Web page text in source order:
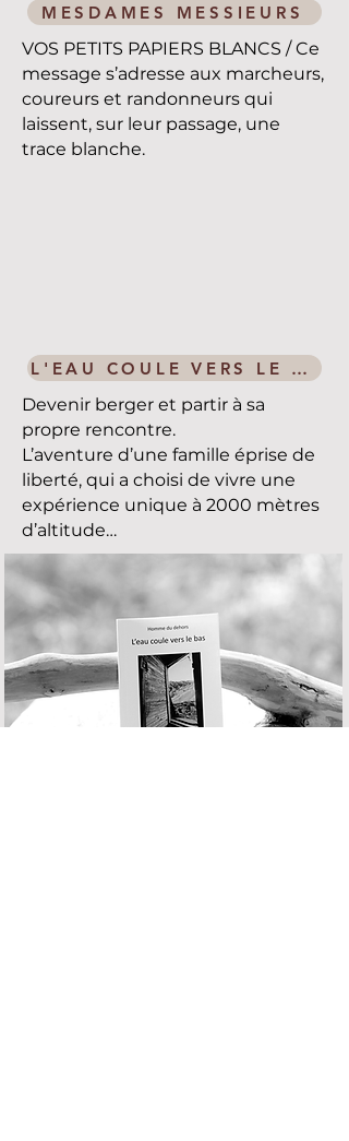
MESDAMES MESSIEURS
VOS PETITS PAPIERS BLANCS / Ce
message s’adresse aux marcheurs,
coureurs et randonneurs qui
laissent, sur leur passage, une
trace blanche.
L'EAU COULE VERS LE BAS
Devenir berger et partir à sa
propre rencontre.
L’aventure d’une famille éprise de
liberté, qui a choisi de vivre une
expérience unique à 2000 mètres
d’altitude…